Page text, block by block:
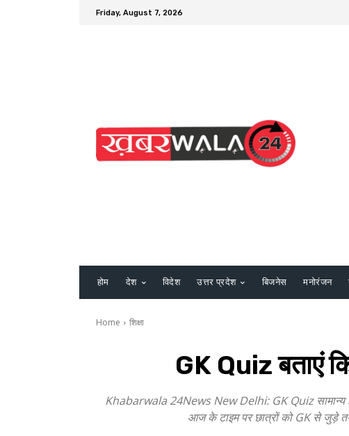
Friday, August 7, 2026
होम देश विदेश उत्तर प्रदेश बिजनेस मनोरंजन
Home शिक्षा
GK Quiz बताएं
Khabarwala 24News New Delhi: GK Quiz सामान्य
आज के टाइम पर छात्रों को GK से जुड़े